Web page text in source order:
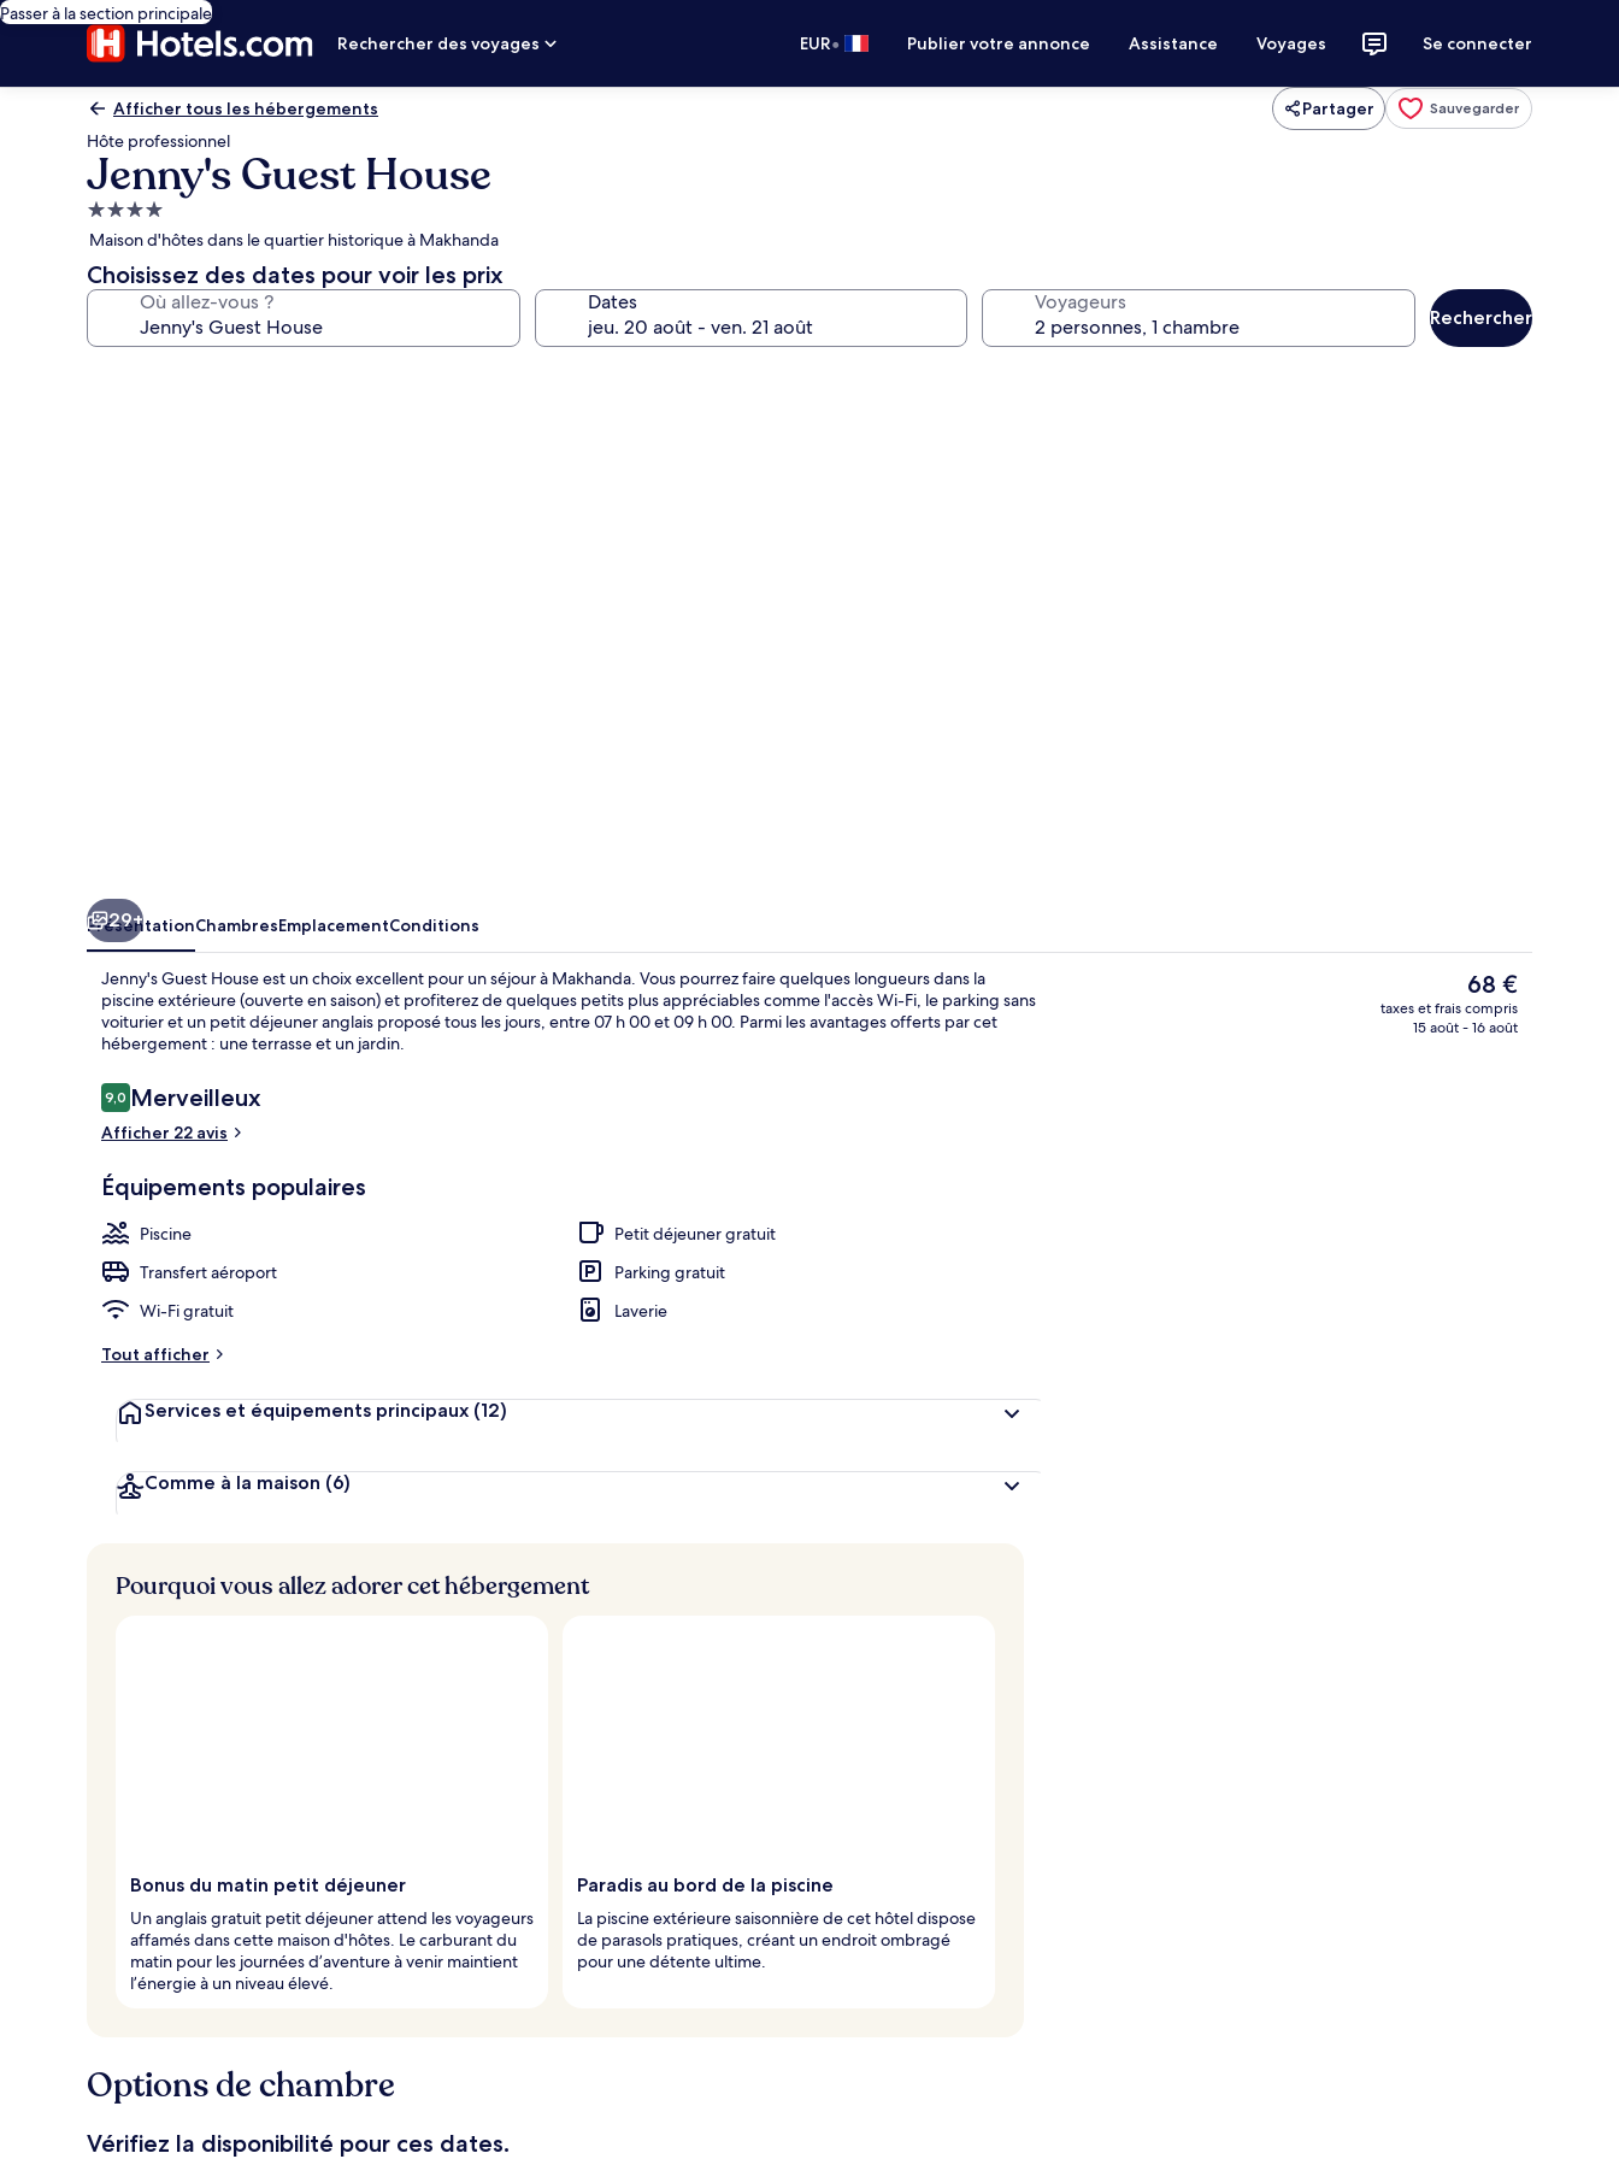
Passer à la section principale
Rechercher des voyages
EUR• Publier votre annonce Assistance Voyages Se connecter
Afficher tous les hébergements Partager Sauvegarder
Hôte professionnel
Jenny's Guest House
Hébergement
4.0 étoiles
Maison d'hôtes dans le quartier historique à Makhanda
Choisissez des dates pour voir les prix
Où allez-vous ? Dates Voyageurs
Rechercher
29+
PrésentationChambresEmplacementConditions
Jenny's Guest House est un choix excellent pour un séjour à Makhanda. Vous pourrez faire quelques longueurs dans la
piscine extérieure (ouverte en saison) et profiterez de quelques petits plus appréciables comme l'accès Wi-Fi, le parking sans
voiturier et un petit déjeuner anglais proposé tous les jours, entre 07 h 00 et 09 h 00. Parmi les avantages offerts par cet
hébergement : une terrasse et un jardin.
Avis
voyageurs
9,09,0 sur 10
Merveilleux
Afficher 22 avis
Équipements populaires
Piscine
Petit déjeuner gratuit
Transfert aéroport
Parking gratuit
Wi-Fi gratuit
Laverie
Tout afficher
Services et équipements principaux (12)
Comme à la maison (6)
Le
prix
actuel
68 €
taxes et frais compris
15 août - 16 août
Pourquoi vous allez adorer cet hébergement
Bonus du matin petit déjeuner
Un anglais gratuit petit déjeuner attend les voyageurs
affamés dans cette maison d'hôtes. Le carburant du
matin pour les journées d’aventure à venir maintient
l’énergie à un niveau élevé.
Paradis au bord de la piscine
La piscine extérieure saisonnière de cet hôtel dispose
de parasols pratiques, créant un endroit ombragé
pour une détente ultime.
Options de chambre
Vérifiez la disponibilité pour ces dates.